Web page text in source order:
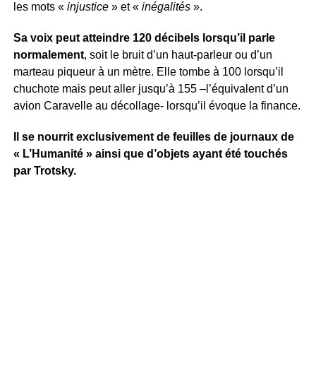
les mots « injustice» et « inégalités».
Sa voix peut atteindre 120 décibels lorsqu’il parle
normalement, soit le bruit d’un haut-parleur ou d’un
marteau piqueur à un mètre. Elle tombe à 100 lorsqu’il
chuchote mais peut aller jusqu’à 155 –l’équivalent d’un
avion Caravelle au décollage- lorsqu’il évoque la finance.
Il se nourrit exclusivement de feuilles de journaux de
« L’Humanité » ainsi que d’objets ayant été touchés
par Trotsky.